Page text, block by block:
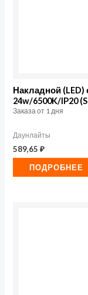
Накладной (LED)
24w/6500K/IP20
Заказа от 1 дня
Даунлайты
589,65₽
ПОДРОБНЕЕ